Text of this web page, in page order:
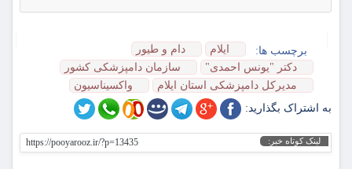
برچسب ها: ایلام
دام و طيور
دکتر "یونس احمدی"
سازمان دامپزشکی کشور
مدیرکل دامپزشکی استان ایلام
واکسیناسیون
به اشتراک بگذارید:
لینک کوتاه خبر: https://pooyarooz.ir/?p=13435